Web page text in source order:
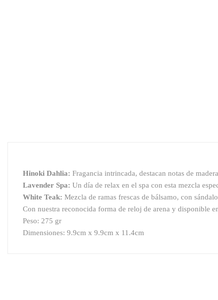
Hinoki Dahlia: Fragancia intrincada, destacan notas de
Lavender Spa: Un día de relax en el spa con esta mezcla
White Teak: Mezcla de ramas frescas de bálsamo, con
Con nuestra reconocida forma de reloj de arena y disponible
Peso: 275 gr
Dimensiones: 9.9cm x 9.9cm x 11.4cm